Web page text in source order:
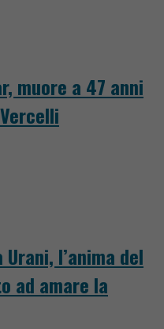
muore a 47 anni
l’anima del
ad amare la